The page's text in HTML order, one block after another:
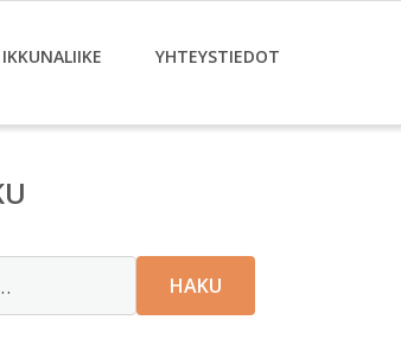
YHTEYSTIEDOT
HAKU